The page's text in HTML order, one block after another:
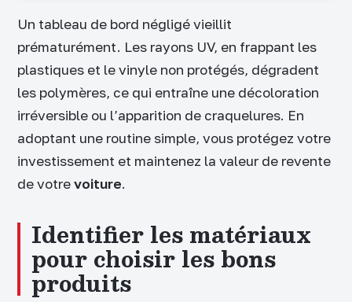
Un tableau de bord négligé vieillit
prématurément. Les rayons UV, en frappant les
plastiques et le vinyle non protégés, dégradent
les polymères, ce qui entraîne une décoloration
irréversible ou l’apparition de craquelures. En
adoptant une routine simple, vous protégez votre
investissement et maintenez la valeur de revente
de votrevoiture.
Identifier les matériaux
pour choisir les bons
produits